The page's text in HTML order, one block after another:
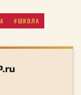
#ШКОЛА